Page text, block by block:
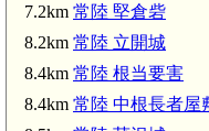
7.2km 常陸 堅倉砦
8.2km 常陸 立開城
8.4km 常陸 根当要害
8.4km 常陸 中根長者屋